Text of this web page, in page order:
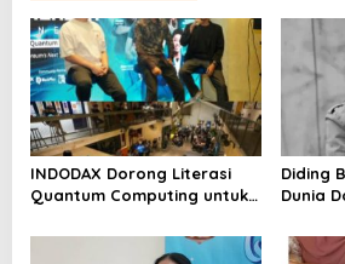
INDODAX Dorong Literasi
Quantum Computing untuk
Blockchain
Diding
Dunia